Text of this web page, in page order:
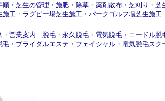
順 ・ 芝生の管理 ・ 施肥 ・ 除草 ・ 薬剤散布 ・ 芝刈り ・ 芝
施工 ・ ラグビー場芝生施工 ・ パークゴルフ場芝生施工
・ 営業案内 脱毛 ・ 永久脱毛 ・ 電気脱毛 ・ ニードル脱
毛 ・ ブライダルエステ ・ フェイシャル ・ 電気脱毛スク